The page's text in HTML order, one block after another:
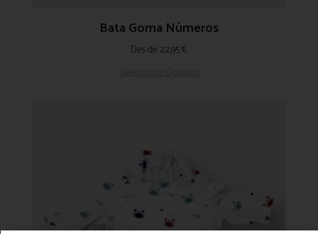
Bata Goma Números
Des de 22,95€